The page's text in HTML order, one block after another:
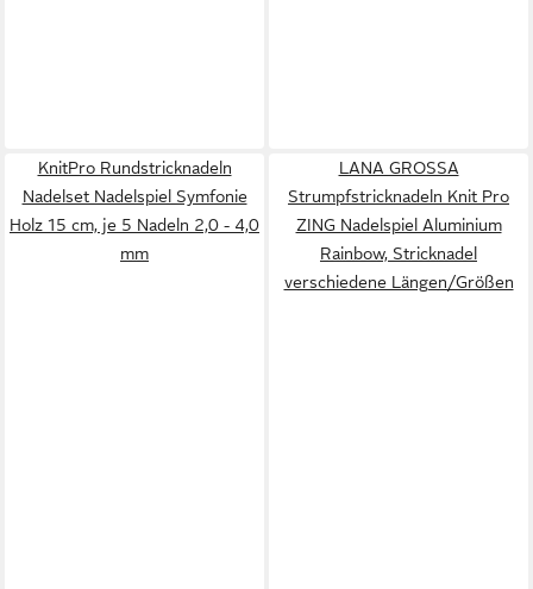
KnitPro Rundstricknadeln
Nadelset Nadelspiel Symfonie
Holz 15 cm, je 5 Nadeln 2,0 - 4,0
mm
LANA GROSSA
Strumpfstricknadeln Knit Pro
ZING Nadelspiel Aluminium
Rainbow, Stricknadel
verschiedene Längen/Größen